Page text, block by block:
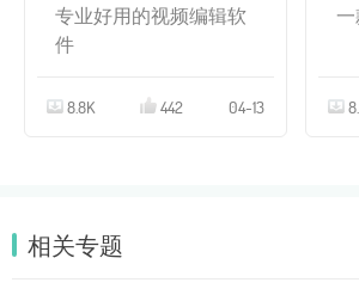
专业好用的视频编辑软
件
8.8K 442 04-13
相关专题